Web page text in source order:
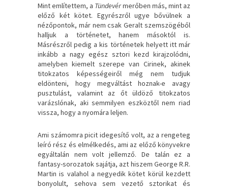
Mint említettem, a Tündevérmerőben más, mint az
előző két kötet. Egyrészről ugye bővülnek a
nézőpontok, már nem csak Geralt szemszögéből
halljuk a történetet, hanem másoktól is.
Másrészről pedig a kis történetek helyett itt már
inkább a nagy egész sztori kezd kirajzolódni,
amelyben kiemelt szerepe van Cirinek, akinek
titokzatos képességeiről még nem tudjuk
eldönteni, hogy megváltást hoznak-e avagy
pusztulást, valamint az őt üldöző titokzatos
varázslónak, aki semmilyen eszköztől nem riad
vissza, hogy a nyomára leljen.
Ami számomra picit idegesítő volt, az a rengeteg
leíró rész és elmélkedés, ami az előző könyvekre
egyáltalán nem volt jellemző. De talán ez a
fantasy-sorozatok sajátja, azt hiszem George R.R.
Martin is valahol a negyedik kötet körül kezdett
bonyolult, sehova sem vezető sztorikat és